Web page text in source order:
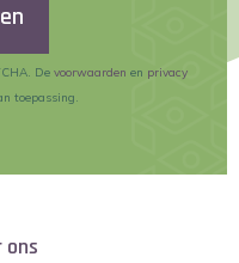
De voorwaarden en privacy
toepassing.
ons